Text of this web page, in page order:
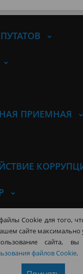
ПРИЕМНАЯ
города
Контакты Карта
Красный
Cookie для того,
сайте
сайта, вы
файлов Cookie.